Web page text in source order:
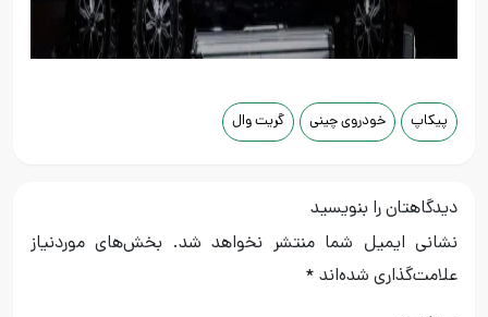
پیکاپ خودروی چینی گریت وال
دیدگاهتان را بنویسید
نشانی ایمیل شما منتشر نخواهد شد. بخش‌های موردنیاز
علامت‌گذاری شده‌اند *